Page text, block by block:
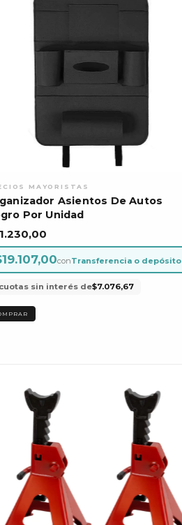
Asientos De Autos
Por Unidad
conTransferencia o depósito
cuotas sin interés de$7.076,67